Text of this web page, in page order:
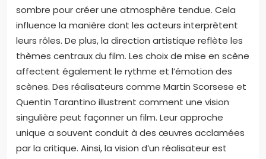
Comment la vision d’un réalisateur
impacte-t-elle le résultat final d’un film
dramatique?
La vision d’un réalisateur impacte fortement le
résultat final d’un film dramatique. Cette vision
détermine le style visuel, le ton et la narration. Par
exemple, un réalisateur peut choisir un éclairage
sombre pour créer une atmosphère tendue. Cela
influence la manière dont les acteurs interprètent
leurs rôles. De plus, la direction artistique reflète les